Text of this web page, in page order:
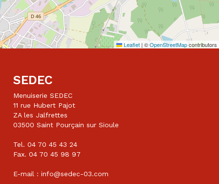
Leaflet | ©OpenStreetMapcontributors
SEDEC
Menuiserie SEDEC
11 rue Hubert Pajot
ZA les Jalfrettes
03500 Saint Pourçain sur Sioule
Tel. 04 70 45 43 24
Fax. 04 70 45 98 97
E-mail : info@sedec-03.com